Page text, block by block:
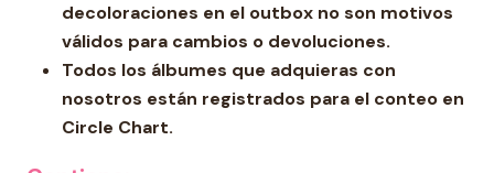
decoloraciones en el outbox no son motivos
válidos para cambios o devoluciones.
Todos los álbumes que adquieras con
nosotros están registrados para el conteo en
Circle Chart.